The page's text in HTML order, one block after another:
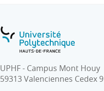
UPHF - Campus Mont Houy
59313 Valenciennes Cedex 9